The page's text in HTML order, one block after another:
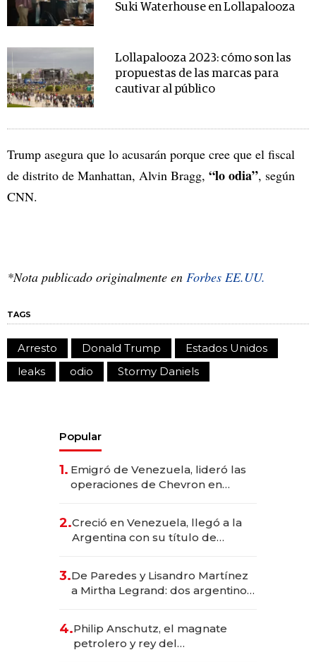
Suki Waterhouse en Lollapalooza
Lollapalooza 2023: cómo son las
propuestas de las marcas para
cautivar al público
Trump asegura que lo acusarán porque cree que el fiscal
de distrito de Manhattan, Alvin Bragg, “lo odia”, según
CNN.
*Nota publicado originalmente en Forbes EE.UU.
TAGS
Arresto Donald Trump
Estados Unidos
leaks
odio Stormy Daniels
Popular
1. Emigró de Venezuela, lideró las
operaciones de Chevron en
2.Creció en Venezuela, llegó a la
Argentina con su título de
las marcas "fast premium"
3.De Paredes y Lisandro Martínez
a Mirtha Legrand: dos argentinos
4.Philip Anschutz, el magnate
petrolero y rey del